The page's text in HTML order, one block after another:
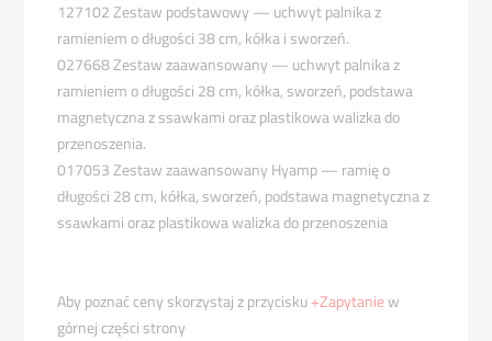
127102 Zestaw podstawowy — uchwyt palnika z
ramieniem o długości 38 cm, kółka i sworzeń.
027668 Zestaw zaawansowany — uchwyt palnika z
ramieniem o długości 28 cm, kółka, sworzeń, podstawa
magnetyczna z ssawkami oraz plastikowa walizka do
przenoszenia.
017053 Zestaw zaawansowany Hyamp — ramię o
długości 28 cm, kółka, sworzeń, podstawa magnetyczna z
ssawkami oraz plastikowa walizka do przenoszenia
Aby poznać ceny skorzystaj z przycisku +Zapytaniew
górnej części strony